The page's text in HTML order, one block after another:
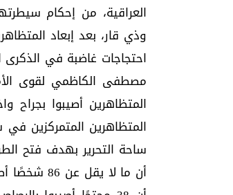
العراقية، من إحكام
وذي قار، بعد إبعاد
احتجاجات غاضبة في الذكرى
مصطفى الكاظمي لقوى
المتظاهرين أصيبوا بجراح
المتظاهرين المتمركزين
ساحة التحرير بهدف فتح
أن ما لا